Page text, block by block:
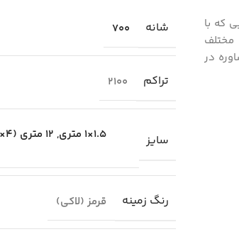
که با
در
شانه 700
تراکم 2100
سایز 1.5×1 متری , 12 متری (4×3)
رنگ زمینه قرمز (لاکی)